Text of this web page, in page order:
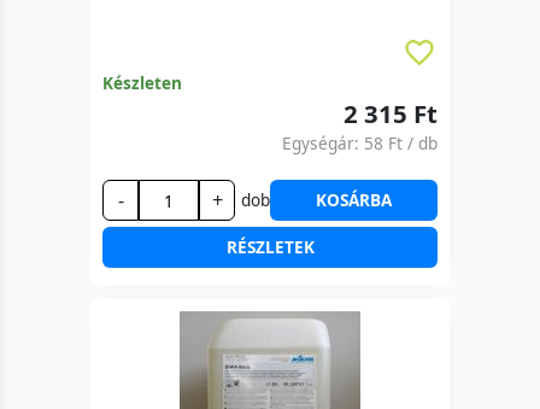
Készleten
2 315 Ft
Egységár: 58 Ft / db
- + dob KOSÁRBA
RÉSZLETEK